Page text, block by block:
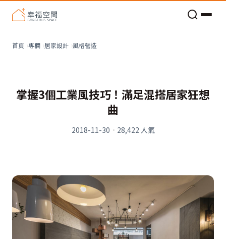
首頁 專欄 居家設計 風格營造
掌握3個工業風技巧！滿足混搭居家狂想
曲
2018-11-30 · 28,422 人氣